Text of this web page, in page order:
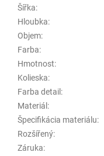
Šířka:
Hloubka:
Objem:
Farba:
Hmotnost:
Kolieska:
Farba detail :
Materiál :
Špecifikácia materiálu:
Rozšířený:
Záruka: